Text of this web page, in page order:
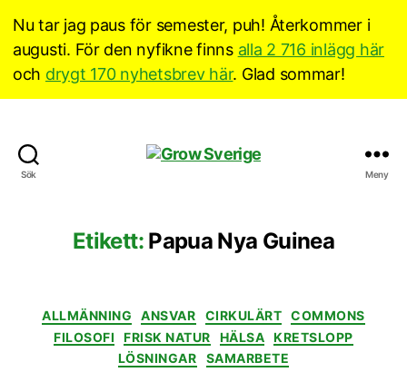
Nu tar jag paus för semester, puh! Återkommer i
augusti. För den nyfikne finns alla 2 716 inlägg här
och drygt 170 nyhetsbrev här. Glad sommar!
Sök Meny
Etikett: Papua Nya Guinea
Kategorier
ALLMÄNNING ANSVAR CIRKULÄRT COMMONS
FILOSOFI
FRISK NATUR HÄLSA
KRETSLOPP
LÖSNINGAR
SAMARBETE